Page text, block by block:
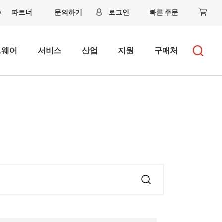
파트너 문의하기 로그인 빠른 주문
어 서비스 산업 지원 구매처